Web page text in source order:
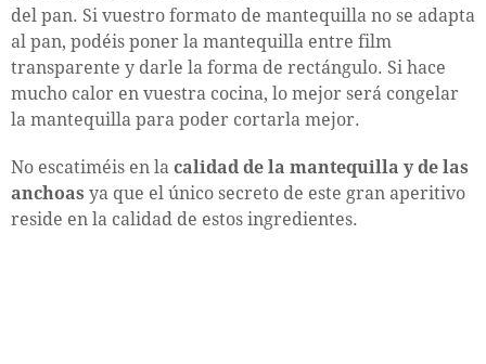
del pan. Si vuestro formato de mantequilla no se adapta
al pan, podéis poner la mantequilla entre film
transparente y darle la forma de rectángulo. Si hace
mucho calor en vuestra cocina, lo mejor será congelar
la mantequilla para poder cortarla mejor.
No escatiméis en la calidad de la mantequilla y de las
anchoas ya que el único secreto de este gran aperitivo
reside en la calidad de estos ingredientes.